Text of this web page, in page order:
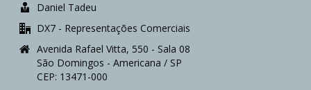
Daniel Tadeu
DX7 - Representações Comerciais
Avenida Rafael Vitta, 550 - Sala 08
São Domingos - Americana / SP
CEP: 13471-000